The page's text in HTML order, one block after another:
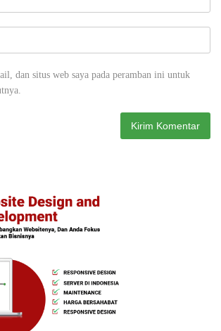
dan situs web saya pada peramban ini untuk